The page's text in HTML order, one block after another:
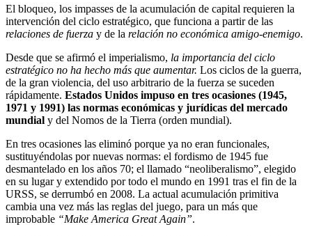
El bloqueo, los impasses de la acumulación de capital requieren la
intervención del ciclo estratégico, que funciona a partir de las
relaciones de fuerza y de la relación no económica amigo-enemigo.
Desde que se afirmó el imperialismo, la importancia del ciclo
estratégico no ha hecho más que aumentar. Los ciclos de la guerra,
de la gran violencia, del uso arbitrario de la fuerza se suceden
rápidamente. Estados Unidos impuso en tres ocasiones (1945,
1971 y 1991) las normas económicas y jurídicas del mercado
mundial y del Nomos de la Tierra (orden mundial).
En tres ocasiones las eliminó porque ya no eran funcionales,
sustituyéndolas por nuevas normas: el fordismo de 1945 fue
desmantelado en los años 70; el llamado “neoliberalismo”, elegido
en su lugar y extendido por todo el mundo en 1991 tras el fin de la
URSS, se derrumbó en 2008. La actual acumulación primitiva
cambia una vez más las reglas del juego, para un más que
improbable “Make America Great Again”.